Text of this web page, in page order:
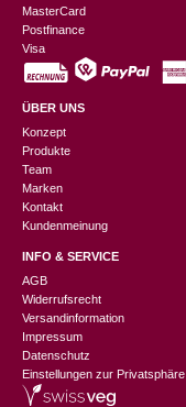
MasterCard
Postfinance
Visa
ÜBER UNS
Konzept
Produkte
Team
Marken
Kontakt
Kundenmeinung
INFO & SERVICE
AGB
Widerrufsrecht
Versandinformation
Impressum
Datenschutz
Einstellungen zur Privatsphäre